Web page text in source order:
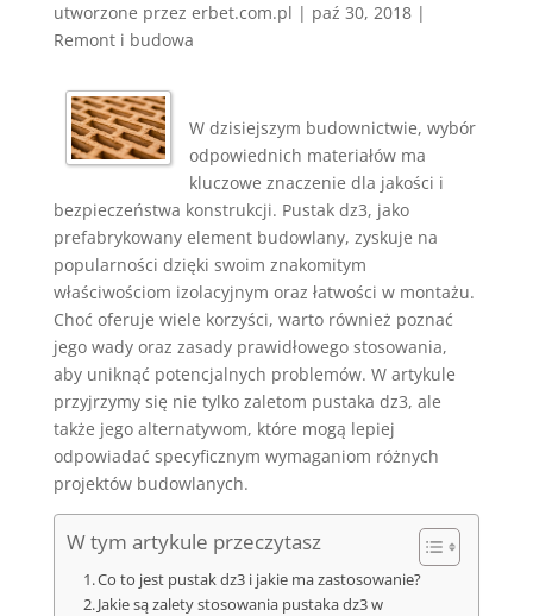
utworzone przez erbet.com.pl | paź 30, 2018|
Remont i budowa
W dzisiejszym budownictwie, wybór
odpowiednich materiałów ma
kluczowe znaczenie dla jakości i
bezpieczeństwa konstrukcji. Pustak dz3, jako
prefabrykowany element budowlany, zyskuje na
popularności dzięki swoim znakomitym
właściwościom izolacyjnym oraz łatwości w montażu.
Choć oferuje wiele korzyści, warto również poznać
jego wady oraz zasady prawidłowego stosowania,
aby uniknąć potencjalnych problemów. W artykule
przyjrzymy się nie tylko zaletom pustaka dz3, ale
także jego alternatywom, które mogą lepiej
odpowiadać specyficznym wymaganiom różnych
projektów budowlanych.
W tym artykule przeczytasz
Co to jest pustak dz3 i jakie ma zastosowanie?
Jakie są zalety stosowania pustaka dz3 w